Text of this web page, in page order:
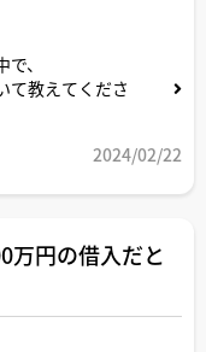
、
て教えてくださ
2024/02/22
万円の借入だと